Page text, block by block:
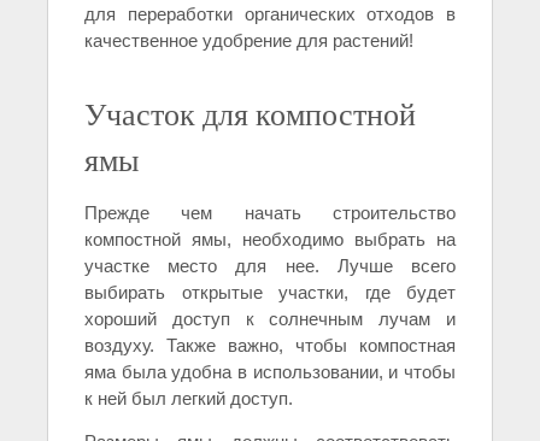
для переработки органических отходов в
качественное удобрение для растений!
Участок для компостной
ямы
Прежде чем начать строительство
компостной ямы, необходимо выбрать на
участке место для нее. Лучше всего
выбирать открытые участки, где будет
хороший доступ к солнечным лучам и
воздуху. Также важно, чтобы компостная
яма была удобна в использовании, и чтобы
к ней был легкий доступ.